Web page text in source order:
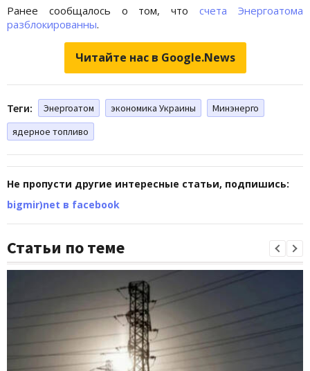
Ранее сообщалось о том, чтосчета Энергоатома
разблокированны.
Читайте нас в Google.News
Теги: Энергоатом экономика Украины
Минэнерго
ядерное топливо
Не пропусти другие интересные статьи, подпишись:
bigmir)net в facebook
Статьи по теме